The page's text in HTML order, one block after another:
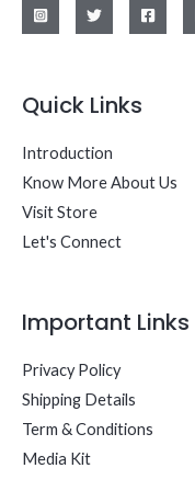
Quick Links
Introduction
Know More About Us
Visit Store
Let's Connect
Important Links
Privacy Policy
Shipping Details
Term & Conditions
Media Kit